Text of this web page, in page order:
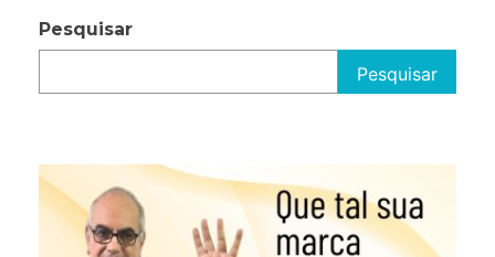
Pesquisar
Pesquisar